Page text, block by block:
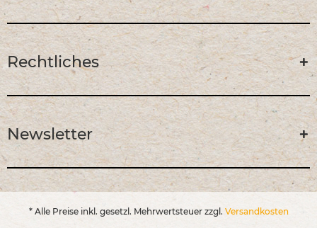
Rechtliches
Newsletter
* Alle Preise inkl. gesetzl. Mehrwertsteuer zzgl. Versandkosten